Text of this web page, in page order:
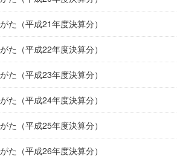
た（平成21年度決算分）
た（平成22年度決算分）
た（平成23年度決算分）
た（平成24年度決算分）
た（平成25年度決算分）
た（平成26年度決算分）